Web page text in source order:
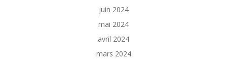
juin 2024
mai 2024
avril 2024
mars 2024